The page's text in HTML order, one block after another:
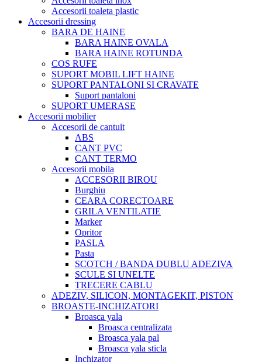
Accesorii toaleta plastic
Accesorii dressing
BARA DE HAINE
BARA HAINE OVALA
BARA HAINE ROTUNDA
COS RUFE
SUPORT MOBIL LIFT HAINE
SUPORT PANTALONI SI CRAVATE
Suport pantaloni
SUPORT UMERASE
Accesorii mobilier
Accesorii de cantuit
ABS
CANT PVC
CANT TERMO
Accesorii mobila
ACCESORII BIROU
Burghiu
CEARA CORECTOARE
GRILA VENTILATIE
Marker
Opritor
PASLA
Pasta
SCOTCH / BANDA DUBLU ADEZIVA
SCULE SI UNELTE
TRECERE CABLU
ADEZIV, SILICON, MONTAGEKIT, PISTON
BROASTE-INCHIZATORI
Broasca yala
Broasca centralizata
Broasca yala pal
Broasca yala sticla
Inchizator